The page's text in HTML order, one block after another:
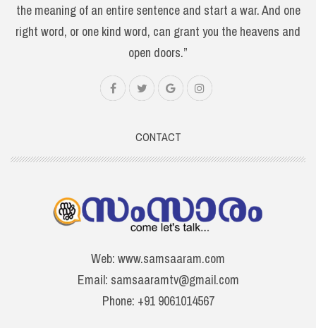
the meaning of an entire sentence and start a war. And one
right word, or one kind word, can grant you the heavens and
open doors.”
CONTACT
Web: www.samsaaram.com
Email: samsaaramtv@gmail.com
Phone: +91 9061014567